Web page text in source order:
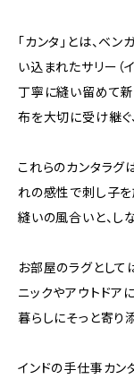
「カンタ」とは、ベ
い込まれたサリー（
丁寧に縫い留めて新
布を大切に受け継ぐ
これらのカンタラグ
れの感性で刺し子
縫いの風合いと、し
お部屋のラグとして
ニックやアウトドアに
暮らしにそっと寄り
インドの手仕事カ